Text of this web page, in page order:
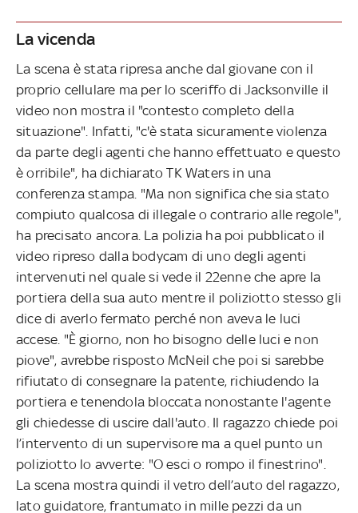
La vicenda
La scena è stata ripresa anche dal giovane con il
proprio cellulare ma per lo sceriffo di Jacksonville il
video non mostra il "contesto completo della
situazione". Infatti, "c'è stata sicuramente violenza
da parte degli agenti che hanno effettuato e questo
è orribile", ha dichiarato TK Waters in una
conferenza stampa. "Ma non significa che sia stato
compiuto qualcosa di illegale o contrario alle regole",
ha precisato ancora. La polizia ha poi pubblicato il
video ripreso dalla bodycam di uno degli agenti
intervenuti nel quale si vede il 22enne che apre la
portiera della sua auto mentre il poliziotto stesso gli
dice di averlo fermato perché non aveva le luci
accese. "È giorno, non ho bisogno delle luci e non
piove", avrebbe risposto McNeil che poi si sarebbe
rifiutato di consegnare la patente, richiudendo la
portiera e tenendola bloccata nonostante l'agente
gli chiedesse di uscire dall'auto. Il ragazzo chiede poi
l’intervento di un supervisore ma a quel punto un
poliziotto lo avverte: "O esci o rompo il finestrino".
La scena mostra quindi il vetro dell’auto del ragazzo,
lato guidatore, frantumato in mille pezzi da un